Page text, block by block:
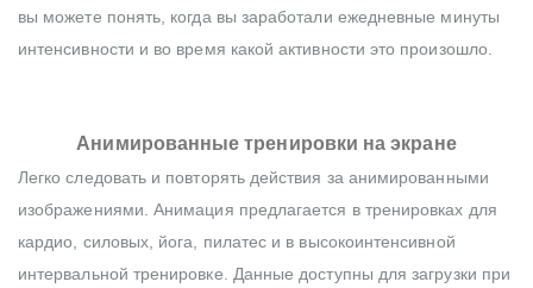
вы можете понять, когда вы заработали ежедневные минуты
интенсивности и во время какой активности это произошло.
Анимированные тренировки на экране
Легко следовать и повторять действия за анимированными
изображениями. Анимация предлагается в тренировках для
кардио, силовых, йога, пилатес и в высокоинтенсивной
интервальной тренировке. Данные доступны для загрузки при